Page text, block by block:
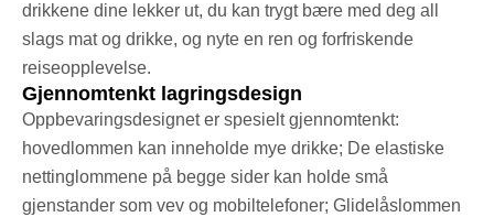
drikkene dine lekker ut, du kan trygt bære med deg all
slags mat og drikke, og nyte en ren og forfriskende
reiseopplevelse.
Gjennomtenkt lagringsdesign
Oppbevaringsdesignet er spesielt gjennomtenkt:
hovedlommen kan inneholde mye drikke; De elastiske
nettinglommene på begge sider kan holde små
gjenstander som vev og mobiltelefoner; Glidelåslommen